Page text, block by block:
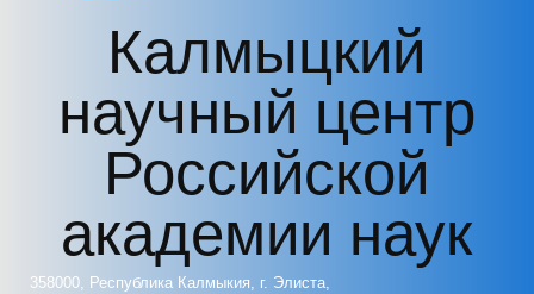
Калмыцкий
научный центр
Российской
академии наук
358000, Республика Калмыкия, г. Элиста,